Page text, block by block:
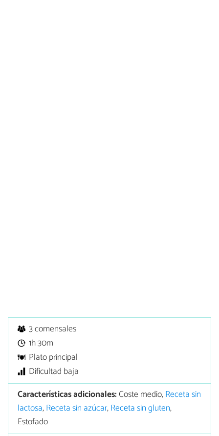
3 comensales
1h 30m
Plato principal
Dificultad baja
Características adicionales:Coste medio,Receta sin
lactosa,Receta sin azúcar,Receta sin gluten,
Estofado